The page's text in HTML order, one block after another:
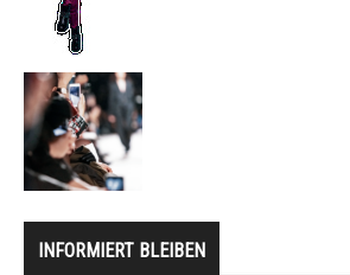
INFORMIERT BLEIBEN